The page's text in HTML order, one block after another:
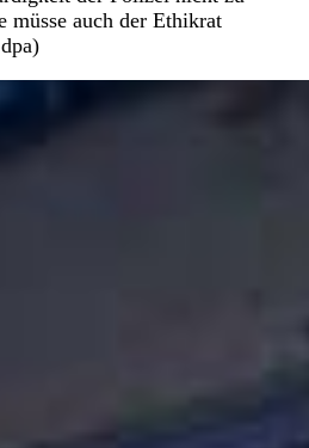
müsse auch der Ethikrat